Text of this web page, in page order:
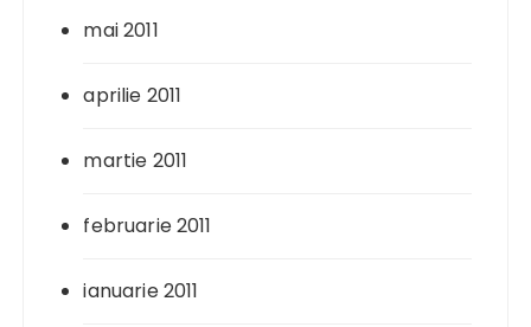
mai 2011
aprilie 2011
martie 2011
februarie 2011
ianuarie 2011